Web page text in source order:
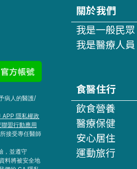
病人的醫護/
APP 隱私權政
盟行動應用
接受專任醫師
，並遵守
料將被安全地
關於我們
我是一般民眾
我是醫療人員
食醫住行
飲食營養
醫療保健
安心居住
運動旅行